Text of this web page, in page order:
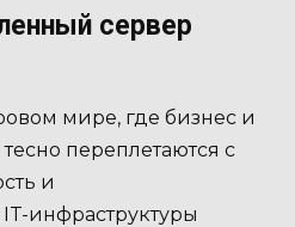
сервер
мире, где бизнес и
переплетаются с
и
инфраструктуры